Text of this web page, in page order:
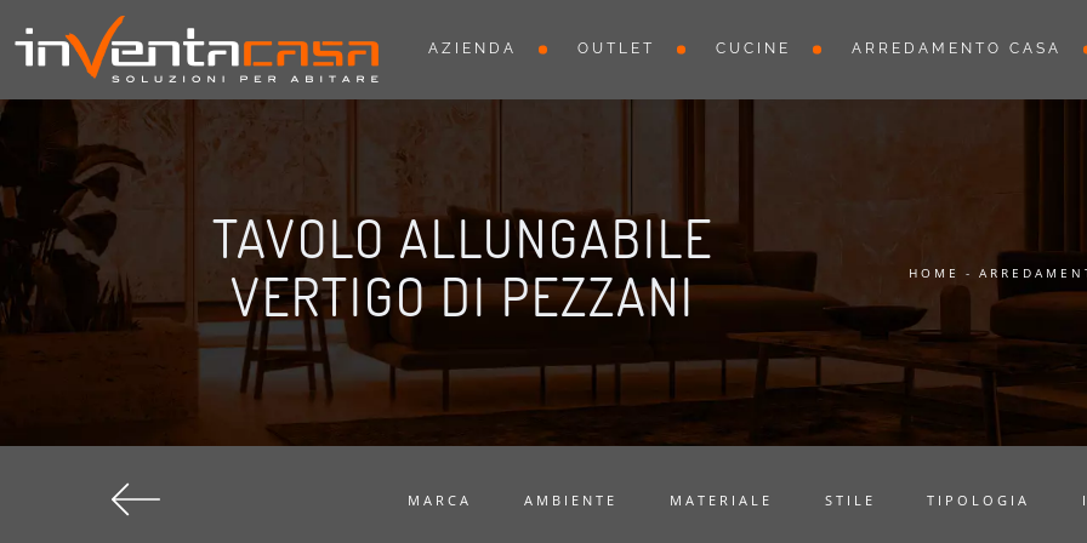
AZIENDA OUTLET CUCINE ARREDAMENTO CASA
TAVOLO ALLUNGABILE
VERTIGO DI PEZZANI
HOME -
MARCA AMBIENTE MATERIALE STILE TIPOLOGIA